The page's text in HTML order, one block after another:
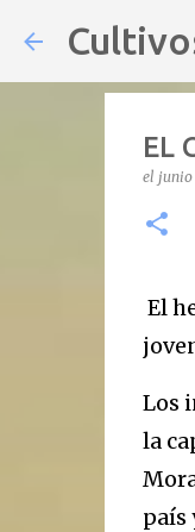
EL
el junio
El
Los
la
país